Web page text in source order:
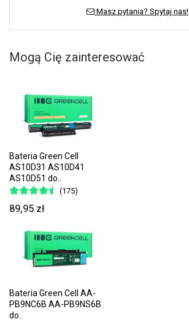
Masz pytania? Spytaj nas!
Mogą Cię zainteresować
Bateria Green Cell
AS10D31 AS10D41
AS10D51 do..
(175)
89,95 zł
Bateria Green Cell AA-
PB9NC6B AA-PB9NS6B
do..